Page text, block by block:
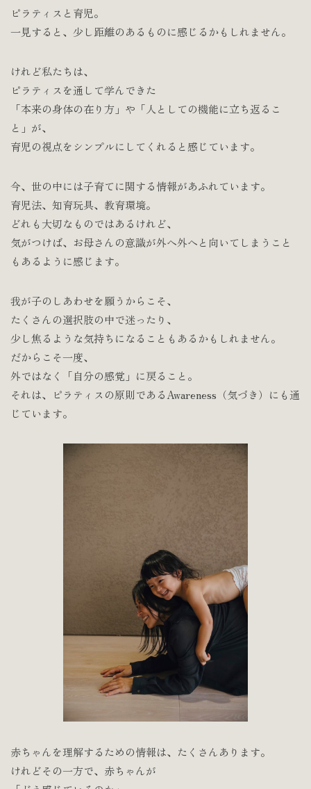
ピラティスと育児。
一見すると、少し距離のあるものに感じるかもしれません。
けれど私たちは、
ピラティスを通して学んできた
「本来の身体の在り方」や「人としての機能に立ち返るこ
と」が、
育児の視点をシンプルにしてくれると感じています。
今、世の中には子育てに関する情報があふれています。
育児法、知育玩具、教育環境。
どれも大切なものではあるけれど、
気がつけば、お母さんの意識が外へ外へと向いてしまうこと
もあるように感じます。
我が子のしあわせを願うからこそ、
たくさんの選択肢の中で迷ったり、
少し焦るような気持ちになることもあるかもしれません。
だからこそ一度、
外ではなく「自分の感覚」に戻ること。
それは、ピラティスの原則であるAwareness（気づき）にも通
じています。
赤ちゃんを理解するための情報は、たくさんあります。
けれどその一方で、赤ちゃんが